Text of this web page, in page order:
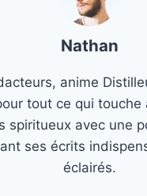
Nathan
anime
tout ce qui touche
spiritueux avec une
ses écrits
éclairés.